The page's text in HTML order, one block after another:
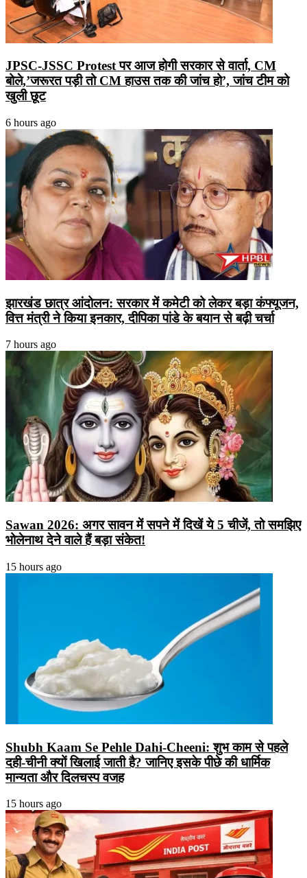
JPSC-JSSC Protest पर आज होगी सरकार से वार्ता, CM
बोले,’जरूरत पड़ी तो CM हाउस तक की जांच हो’, जांच टीम को
खुली छूट
6 hours ago
झारखंड छात्र आंदोलन: सरकार में कमेटी को लेकर बड़ा कंफ्यूजन,
वित्त मंत्री ने किया इनकार, दीपिका पांडे के बयान से बढ़ी चर्चा
7 hours ago
Sawan 2026: अगर सावन में सपने में दिखें ये 5 चीजें, तो समझिए
भोलेनाथ देने वाले हैं बड़ा संकेत!
15 hours ago
Shubh Kaam Se Pehle Dahi-Cheeni: शुभ काम से पहले
दही-चीनी क्यों खिलाई जाती है? जानिए इसके पीछे की धार्मिक
मान्यता और दिलचस्प वजह
15 hours ago